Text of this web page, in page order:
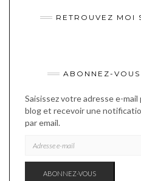
RETROUVEZ MOI
ABONNEZ-
Saisissez votre adresse e-
blog et recevoir une
par email.
ABONNEZ-VOUS